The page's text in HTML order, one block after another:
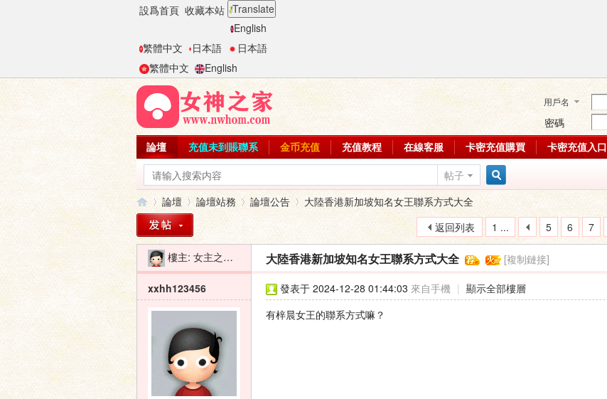
設爲首頁 收藏本站 Translate
English
繁體中文
日本語
日本語
繁體中文
English
用戶名
密碼
論壇 充值未到賬聯系 金币充值 充值教程 在線客服 卡密充值購買 卡密充值入口
帖子
索
»
論壇
›
論壇站務 論壇公告
›
大陸香港新加坡知名女王聯系方式大全
1 ...
5 6 7
返回列表
樓主: 女主之家-二麻子 大陸香港新加坡知名女王聯系方式大全 [複制鏈接]
xxhh123456 發表于 2024-12-28 01:44:03 來自手機 | 顯示全部樓層
有梓晨女王的聯系方式嘛？